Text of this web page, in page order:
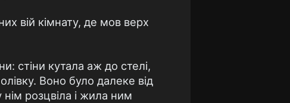
вій кімнату, де мов верх
стіни кутала аж до стелі,
Воно було далеке від
нім розцвіла і жила ним